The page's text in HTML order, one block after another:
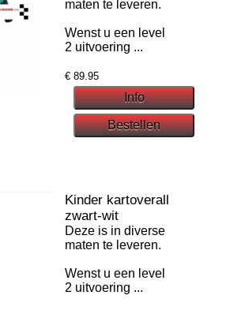
maten te leveren.
Wenst u een level
2 uitvoering ...
€ 89.95
Kinder kartoverall
zwart-wit
Deze is in diverse
maten te leveren.
Wenst u een level
2 uitvoering ...